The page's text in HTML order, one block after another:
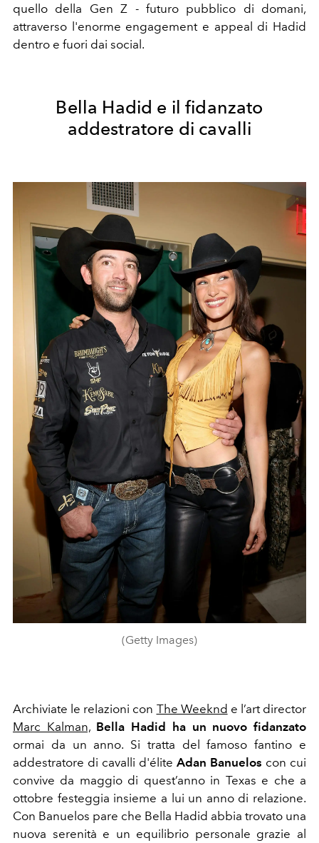
quello della Gen Z - futuro pubblico di domani,
attraverso l'enorme engagement e appeal di Hadid
dentro e fuori dai social.
Bella Hadid e il fidanzato
addestratore di cavalli
(Getty Images)
Archiviate le relazioni con The Weeknd e l’art director
Marc Kalman, Bella Hadid ha un nuovo fidanzato
ormai da un anno. Si tratta del famoso fantino e
addestratore di cavalli d'élite Adan Banuelos con cui
convive da maggio di quest’anno in Texas e che a
ottobre festeggia insieme a lui un anno di relazione.
Con Banuelos pare che Bella Hadid abbia trovato una
nuova serenità e un equilibrio personale grazie al